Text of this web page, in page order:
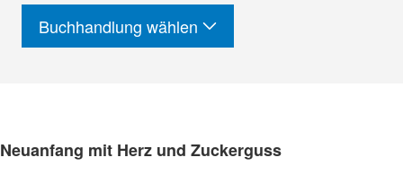
Buchhandlung wählen
Neuanfang mit Herz und Zuckerguss